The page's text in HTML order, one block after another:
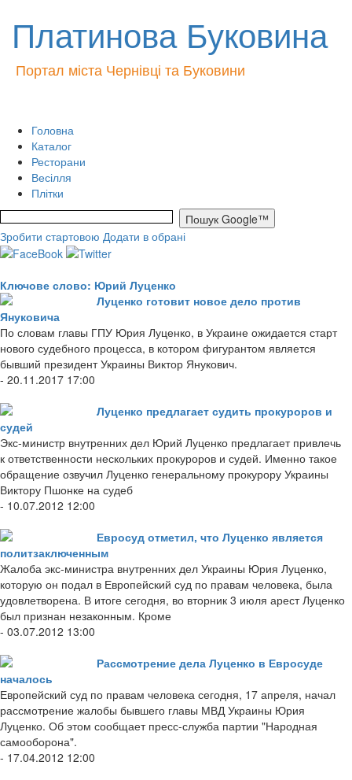
Платинова Буковина
Портал міста Чернівці та Буковини
Головна
Каталог
Ресторани
Весілля
Плітки
Зробити стартовою Додати в обрані
Ключове слово: Юрий Луценко
Луценко готовит новое дело против
Януковича
По словам главы ГПУ Юрия Луценко, в Украине ожидается старт
нового судебного процесса, в котором фигурантом является
бывший президент Украины Виктор Янукович.
- 20.11.2017 17:00
Луценко предлагает судить прокуроров и
судей
Экс-министр внутренних дел Юрий Луценко предлагает привлечь
к ответственности нескольких прокуроров и судей. Именно такое
обращение озвучил Луценко генеральному прокурору Украины
Виктору Пшонке на судеб
- 10.07.2012 12:00
Евросуд отметил, что Луценко является
политзаключенным
Жалоба экс-министра внутренних дел Украины Юрия Луценко,
которую он подал в Европейский суд по правам человека, была
удовлетворена. В итоге сегодня, во вторник 3 июля арест Луценко
был признан незаконным. Кроме
- 03.07.2012 13:00
Рассмотрение дела Луценко в Евросуде
началось
Европейский суд по правам человека сегодня, 17 апреля, начал
рассмотрение жалобы бывшего главы МВД Украины Юрия
Луценко. Об этом сообщает пресс-служба партии "Народная
самооборона".
- 17.04.2012 12:00